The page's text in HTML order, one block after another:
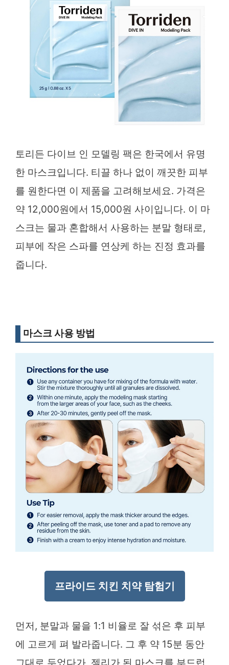
토리든 다이브 인 모델링 팩은 한국에서 유명
한 마스크입니다. 티끌 하나 없이 깨끗한 피부
를 원한다면 이 제품을 고려해보세요. 가격은
약 12,000원에서 15,000원 사이입니다. 이 마
스크는 물과 혼합해서 사용하는 분말 형태로,
피부에 작은 스파를 연상케 하는 진정 효과를
줍니다.
마스크 사용 방법
프라이드 치킨 치약 탐험기
먼저, 분말과 물을 1:1 비율로 잘 섞은 후 피부
에 고르게 펴 발라줍니다. 그 후 약 15분 동안
그대로 두었다가, 젤리가 된 마스크를 부드럽